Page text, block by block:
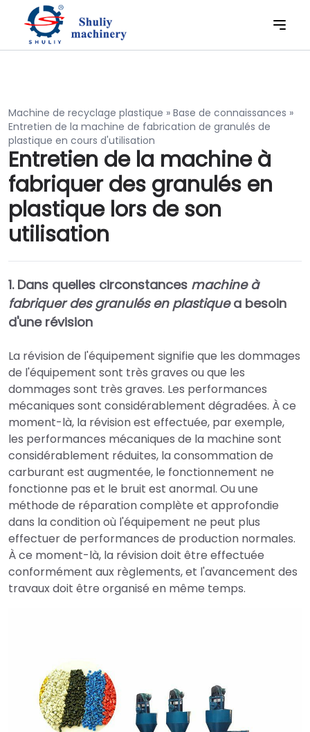
Machine de recyclage plastique » Base de connaissances »
Entretien de la machine de fabrication de granulés de
plastique en cours d'utilisation
Entretien de la machine à
fabriquer des granulés en
plastique lors de son
utilisation
1. Dans quelles circonstances machine à
fabriquer des granulés en plastiquea besoin
d'une révision
La révision de l'équipement signifie que les dommages
de l'équipement sont très graves ou que les
dommages sont très graves. Les performances
mécaniques sont considérablement dégradées. À ce
moment-là, la révision est effectuée, par exemple,
les performances mécaniques de la machine sont
considérablement réduites, la consommation de
carburant est augmentée, le fonctionnement ne
fonctionne pas et le bruit est anormal. Ou une
méthode de réparation complète et approfondie
dans la condition où l'équipement ne peut plus
effectuer de performances de production normales.
À ce moment-là, la révision doit être effectuée
conformément aux règlements, et l'avancement des
travaux doit être organisé en même temps.